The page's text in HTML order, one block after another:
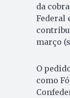
da
Federal
março
O
como